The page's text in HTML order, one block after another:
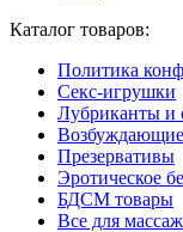
Каталог товаров:
Политика
Секс-игрушки
Лубриканты и
Возбуждающие
Презервативы
Эротическое
БДСМ товары
Все для